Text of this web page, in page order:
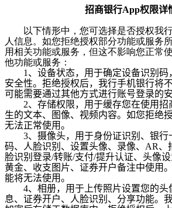
招商银行App权限详
以下情形中，您可选择是否授权我
人信息。如您拒绝授权部分功能或服务
用相关功能或服务，但这不影响您正常
他功能或服务：
1 、设备状态，用于确定设备识别码
安全性。拒绝授权后，我行手机银行将
可能需要通过其他方式进行账号登录的安
2、存储权限，用于缓存您在使用招
生的文本、图像、视频内容。如您拒绝
无法正常使用。
3、摄像头，用于身份证识别、银行
码、人脸识别、设置头像、录像、AR、
脸识别登录/转账/支付/提升认证、头像
黄金、收支图片、证券开户备注中使用
能将无法使用。
4、相册，用于上传照片设置您的
息、证券开户、人脸识别、分享功能。